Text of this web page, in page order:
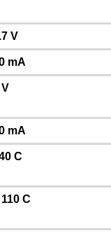
V
mA
mA
C
C